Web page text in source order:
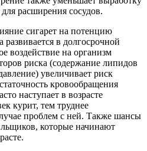
расширения сосудов.
сигарет на потенцию
развивается в долгосрочной
воздействие на организм
риска (содержание липидов
увеличивает риск
кровообращения
наступает в возрасте
курит, тем труднее
проблем с ней. Также шансы
которые начинают